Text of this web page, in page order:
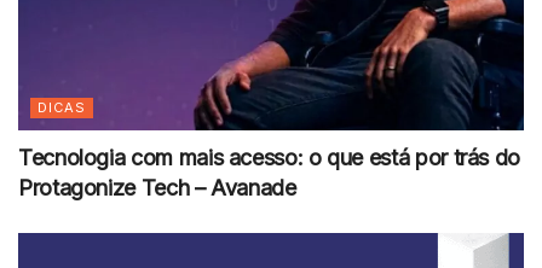
DICAS
Tecnologia com mais acesso: o que está por trás do
Protagonize Tech – Avanade